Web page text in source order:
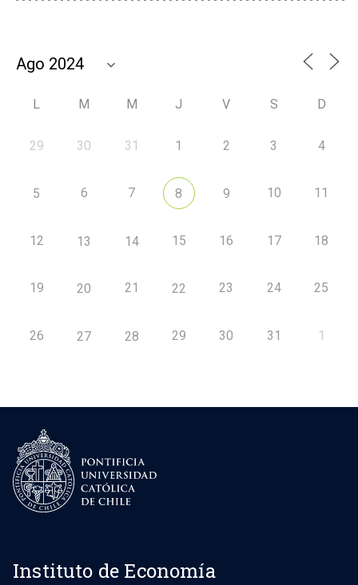
L M M J V S D
29 30 31 1 2 3 4
5 6 7 8 9 10 11
12 13 14 15 16 17 18
19 20 21 22 23 24 25
26 27 28 29 30 31 1
Instituto de Economía